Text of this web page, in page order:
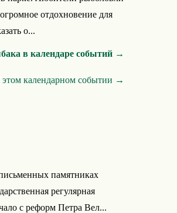
отдохновение для
о...
в календаре событий →
календарном событии →
памятниках
регулярная
с реформ Петра Вел...